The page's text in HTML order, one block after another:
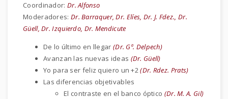
Coordinador: Dr. Alfonso
Moderadores: Dr. Barraquer, Dr. Elíes, Dr. J. Fdez., Dr.
Güell, Dr. Izquierdo, Dr. Mendicute
De lo último en llegar (Dr. Gª. Delpech)
Avanzan las nuevas ideas (Dr. Güell)
Yo para ser feliz quiero un +2(Dr. Rdez. Prats)
Las diferencias objetivables
El contraste en el banco óptico (Dr. M. A. Gil)